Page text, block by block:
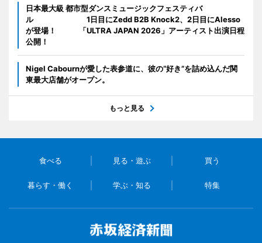
日本最大級 都市型ダンスミュージックフェスティバ
ル 1日目にZedd B2B Knock2、2日目にAlesso
が登場！ 「ULTRA JAPAN 2026」アーティスト出演日程
公開！
Nigel Cabournが愛した表参道に、彼の“好き”を詰め込んだ関
東最大店舗がオープン。
もっと見る
食べる 見る・遊ぶ 買う
暮らす・働く 学ぶ・知る 特集